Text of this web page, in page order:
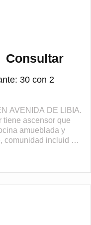
Consultar
30 con 2
AVENIDA DE LIBIA.
tiene ascensor que
amueblada y
comunidad incluid en